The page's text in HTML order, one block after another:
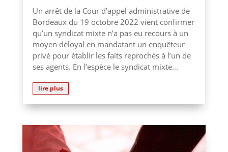
Un arrêt de la Cour d’appel administrative de
Bordeaux du 19 octobre 2022 vient confirmer
qu’un syndicat mixte n’a pas eu recours à un
moyen déloyal en mandatant un enquêteur
privé pour établir les faits reprochés à l’un de
ses agents. En l’espèce le syndicat mixte...
lire plus